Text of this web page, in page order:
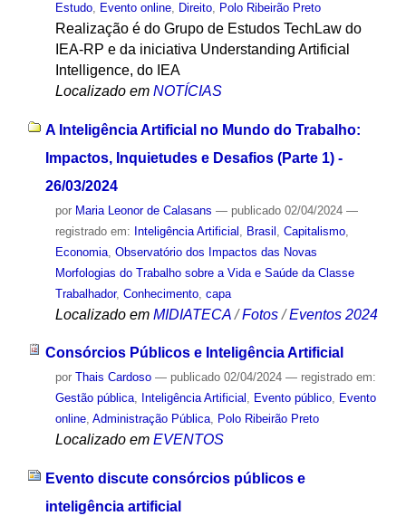
Estudo, Evento online, Direito, Polo Ribeirão Preto
Realização é do Grupo de Estudos TechLaw do
IEA-RP e da iniciativa Understanding Artificial
Intelligence, do IEA
Localizado em NOTÍCIAS
A Inteligência Artificial no Mundo do Trabalho:
Impactos, Inquietudes e Desafios (Parte 1) -
26/03/2024
por Maria Leonor de Calasans — publicado02/04/2024 —
registrado em: Inteligência Artificial Brasil Capitalismo,
Economia, Observatório dos Impactos das Novas
Morfologias do Trabalho sobre a Vida e Saúde da Classe
Trabalhador, Conhecimento, capa
Localizado em MIDIATECA /Fotos /Eventos 2024
Consórcios Públicos e Inteligência Artificial
por Thais Cardoso — publicado02/04/2024 — registrado em:
Gestão pública, Inteligência Artificial , Evento público, Evento
online, Administração Pública, Polo Ribeirão Preto
Localizado em EVENTOS
Evento discute consórcios públicos e
inteligência artificial